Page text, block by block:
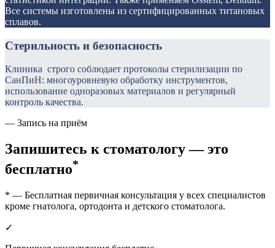
Все системы изготовлены из сертифицированных титановых
сплавов.
Стерильность и безопасность
Клиника строго соблюдает протоколы стерилизации по
СанПиН: многоуровневую обработку инструментов,
использование одноразовых материалов и регулярный
контроль качества.
— Запись на приём
Запишитесь к стоматологу — это
бесплатно*
* — Бесплатная первичная консультация у всех специалистов
кроме гнатолога, ортодонта и детского стоматолога.
✓